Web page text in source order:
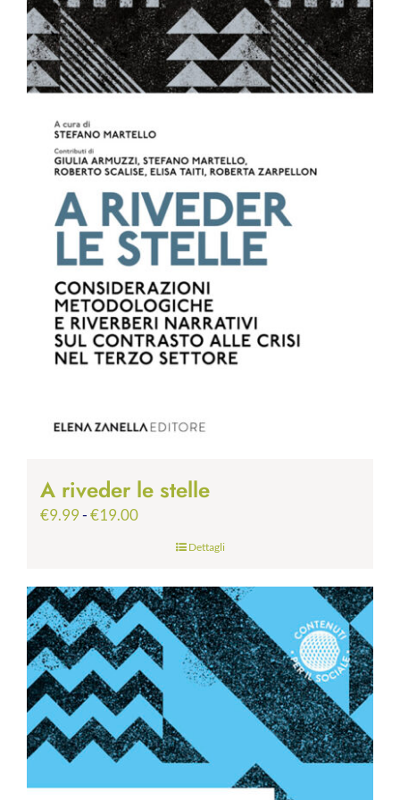
A riveder le stelle
€9.99-€19.00Fascia
€9.99
a
€19.00
Dettagli